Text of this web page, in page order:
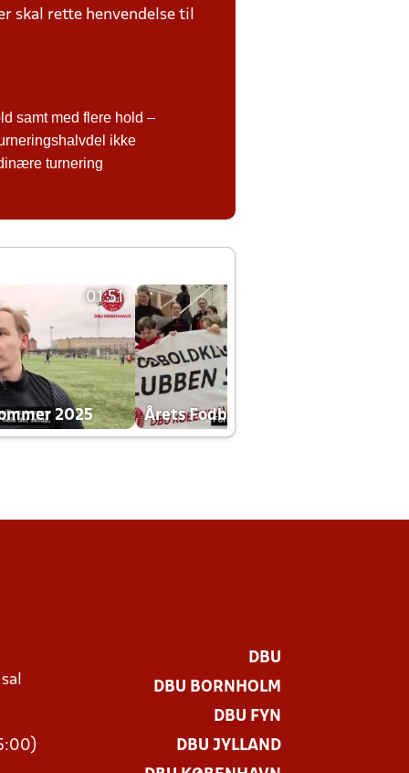
skal rette henvendelse til
samt med flere hold –
ikke
turnering
01:51
2025 Årets Fodboldklub 2025 mp4
DBU
DBU BORNHOLM
DBU FYN
DBU JYLLAND